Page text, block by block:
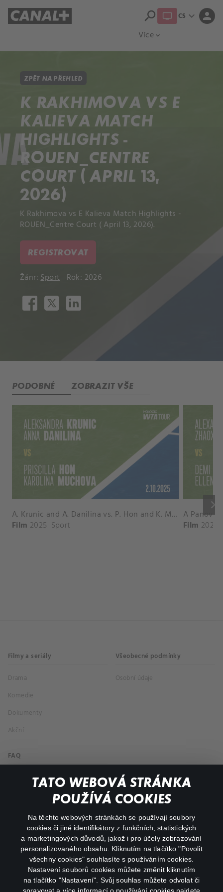
TATO WEBOVÁ STRÁNKA
POUŽÍVÁ COOKIES
Na těchto webových stránkách se používají soubory
cookies či jiné identifikátory z funkčních, statistických
a marketingových důvodů, jakož i pro účely zobrazování
personalizovaného obsahu. Kliknutím na tlačítko "Povolit
všechny cookies" souhlasíte s používáním cookies.
Nastavení souborů cookies můžete změnit kliknutím
na tlačítko "Nastavení". Svůj souhlas můžete odvolat či
Více expand_more
search CS expand_more person
ZPĚT NA PŘEHLED
K RAKHIMOVA VS E
KALIEVA MATCH
HIGHLIGHTS -
ROUEN_CENTRE
COURT ( APRIL 13,
2026)
K Rakhimova vs E Kalieva Match Highlights -
ROUEN_Centre Court ( April 13, 2026).
REGISTROVAT
Žánr:Sport Rok: 2026
PODOBNÉ ZOBRAZIT VŠE
keyboard_arrow_right
A. Krunic and A. Danilina vs. P. Hon and K. Muchova Match Highlights - BEIJING_Capital Group Diamond ( October 02, 2025)
Film 2025 Sport Film 2026
Filmy a seriály
Drama
Komedie
Dokumenty
Akční
Všeobecné podmínky
Osobní údaje
FAQ
Můj účet
Důležité odkazy
facebookinstagram
youtube